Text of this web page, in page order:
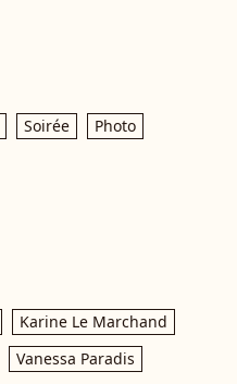
Soirée
Photo
Karine Le Marchand
Vanessa Paradis